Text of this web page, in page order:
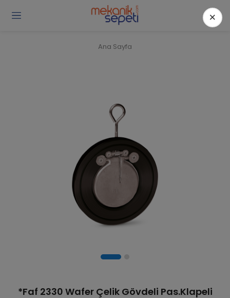
Ana Sayfa
*Faf 2330 Wafer Çelik Gövdeli Pas.Klapeli
×